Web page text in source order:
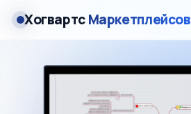
ХогвартсМаркетплейсов